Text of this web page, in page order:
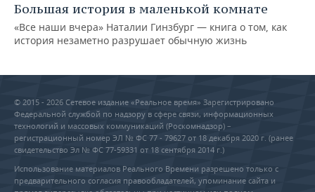
Большая история в маленькой комнате
«Все наши вчера» Наталии Гинзбург — книга о том, как
история незаметно разрушает обычную жизнь
© 2015 - 2026 Сетевое издание «Реальное время» Зарегистрировано
Федеральной службой по надзору в сфере связи, информационных
технологий и массовых коммуникаций (Роскомнадзор) –
регистрационный номер ЭЛ № ФС 77 - 79627 от 18 декабря 2020 г. (ранее
свидетельство Эл № ФС 77-59331 от 18 сентября 2014 г.)
Использование материалов Реального Времени разрешено только с
предварительного согласия правообладателей, упоминание сайта и